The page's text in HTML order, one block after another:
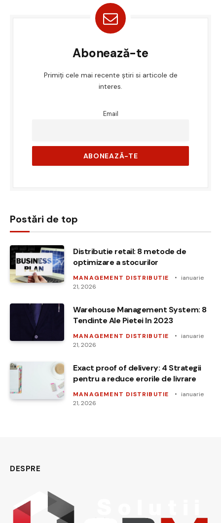
Abonează-te
Primiți cele mai recente știri si articole de
interes.
Email
Postări de top
Distributie retail: 8 metode de
optimizare a stocurilor
MANAGEMENT DISTRIBUTIE
ianuarie
21, 2026
Warehouse Management System: 8
Tendinte Ale Pietei In 2023
MANAGEMENT DISTRIBUTIE
ianuarie
21, 2026
Exact proof of delivery: 4 Strategii
pentru a reduce erorile de livrare
MANAGEMENT DISTRIBUTIE
ianuarie
21, 2026
DESPRE